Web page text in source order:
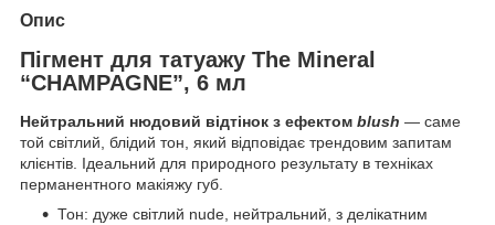
Опис
Пігмент для татуажу The Mineral
“CHAMPAGNE”, 6 мл
Нейтральний нюдовий відтінок з ефектом blush — саме
той світлий, блідий тон, який відповідає трендовим запитам
клієнтів. Ідеальний для природного результату в техніках
перманентного макіяжу губ.
Тон: дуже світлий nude, нейтральний, з делікатним